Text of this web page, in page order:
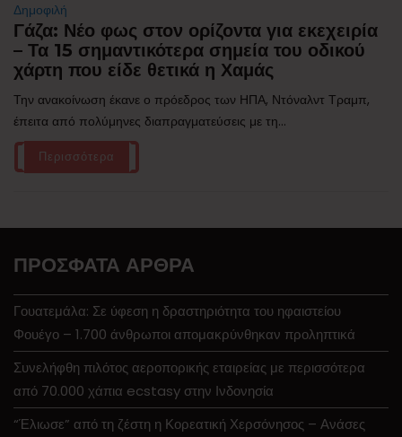
Δημοφιλή
Γάζα: Νέο φως στον ορίζοντα για εκεχειρία
– Τα 15 σημαντικότερα σημεία του οδικού
χάρτη που είδε θετικά η Χαμάς
Την ανακοίνωση έκανε ο πρόεδρος των ΗΠΑ, Ντόναλντ Τραμπ,
έπειτα από πολύμηνες διαπραγματεύσεις με τη...
Περισσότερα
ΠΡΌΣΦΑΤΑ ΆΡΘΡΑ
Γουατεμάλα: Σε ύφεση η δραστηριότητα του ηφαιστείου
Φουέγο – 1.700 άνθρωποι απομακρύνθηκαν προληπτικά
Συνελήφθη πιλότος αεροπορικής εταιρείας με περισσότερα
από 70.000 χάπια ecstasy στην Ινδονησία
“Έλιωσε” από τη ζέστη η Κορεατική Χερσόνησος – Ανάσες